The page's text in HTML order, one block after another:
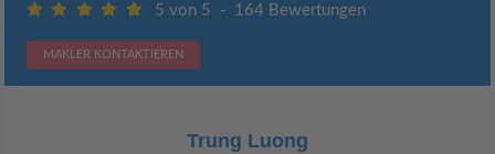
5 von 5 - 164 Bewertungen
MAKLER KONTAKTIEREN
Claudia Bergrath